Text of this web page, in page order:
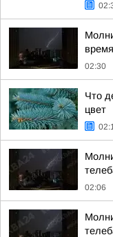
02:30
Что
цвет
02:06